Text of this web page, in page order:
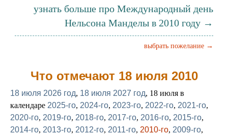
узнать больше про Международный день
Нельсона Манделы в 2010 году →
выбрать пожелание →
Что отмечают 18 июля 2010
18 июля 2026 год, 18 июля 2027 год, 18 июля в
календаре 2025-го, 2024-го, 2023-го, 2022-го, 2021-го,
2020-го, 2019-го, 2018-го, 2017-го, 2016-го, 2015-го,
2014-го, 2013-го, 2012-го, 2011-го, 2010-го, 2009-го,